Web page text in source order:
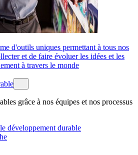
d'outils uniques permettant à tous nos
et de faire évoluer les idées et les
à travers le monde
grâce à nos équipes et nos processus
développement durable